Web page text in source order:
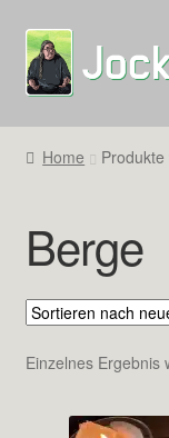
Zur
Navigation
springen
Zum
Inhalt
springen
Home Produkte
Berge
Einzelnes Ergebnis